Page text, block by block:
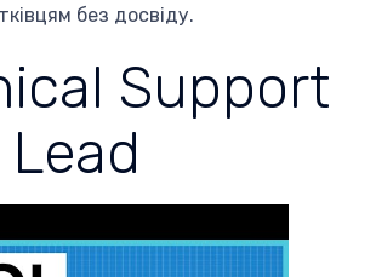
без досвіду.
Support